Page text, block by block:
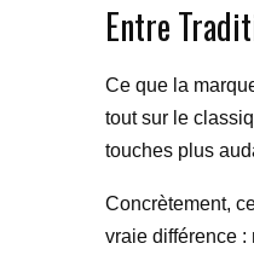
Entre
Ce que la
tout sur le
touches plus
Concrètement,
vraie différence :